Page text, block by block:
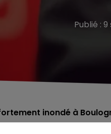
Publié :
inondé à